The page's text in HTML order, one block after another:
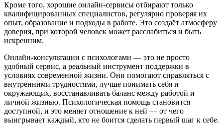
Кроме того, хорошие онлайн-сервисы отбирают только
квалифицированных специалистов, регулярно проверяя их
опыт, образование и подходы в работе. Это создаёт атмосферу
доверия, при которой человек может расслабиться и быть
искренним.
Онлайн-консультации с психологами — это не просто
удобный сервис, а реальный инструмент поддержки в
условиях современной жизни. Они помогают справляться с
внутренними трудностями, лучше понимать себя и
окружающих, восстанавливать баланс между работой и
личной жизнью. Психологическая помощь становится
доступной, и это меняет отношение к ней — от чего
выигрывает каждый, кто не боится сделать первый шаг к себе.